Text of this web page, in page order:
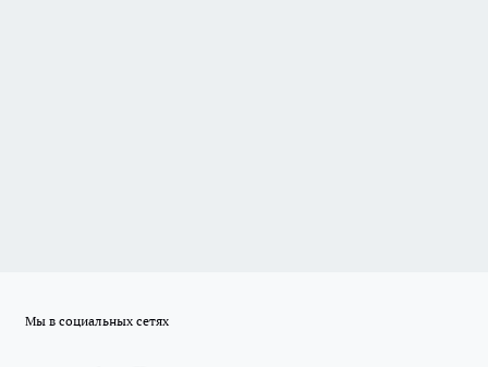
Мы в социальных сетях